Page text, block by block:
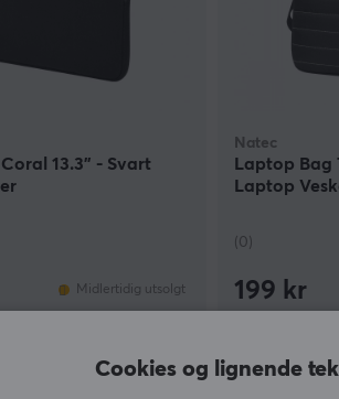
13.3" - Svart
Midlertidig utsolgt
Natec
Laptop Bag
Laptop
(0)
199 kr
Cookies og lignende